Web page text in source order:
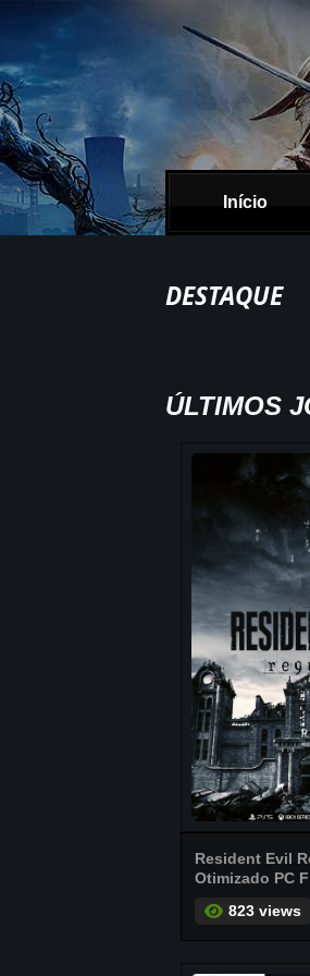
Início
DESTAQUE
ÚLTIMOS
Resident Evil
Otimizado PC
823 views